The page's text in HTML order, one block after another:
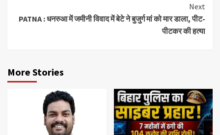
Next
PATNA : धनरुआ में जमीनी विवाद में बेटे ने बुजुर्ग मां को मार डाला, पीट-
पीटकर की हत्या
More Stories